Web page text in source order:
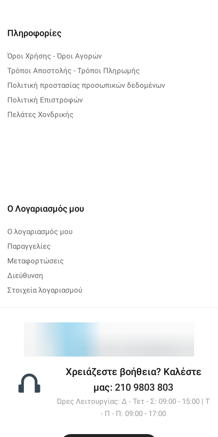
Πληροφορίες
Όροι Χρήσης - Όροι Αγορών
Τρόποι Αποστολής - Τρόποι Πληρωμής
Πολιτική προστασίας προσωπικών δεδομένων
Πολιτική Επιστροφών
Πελάτες Χονδρικής
Ο Λογαριασμός μου
Ο λογαριασμός μου
Παραγγελίες
Μεταφορτώσεις
Διεύθυνση
Στοιχεία λογαριασμού
Χρειάζεστε βοήθεια? Καλέστε
μας: 210 9803 803
Ώρες Λειτουργίας: Δ - Τετ - Σ: 09:00 - 15:00 | Τ
- Π - Π: 09:00 - 17:00